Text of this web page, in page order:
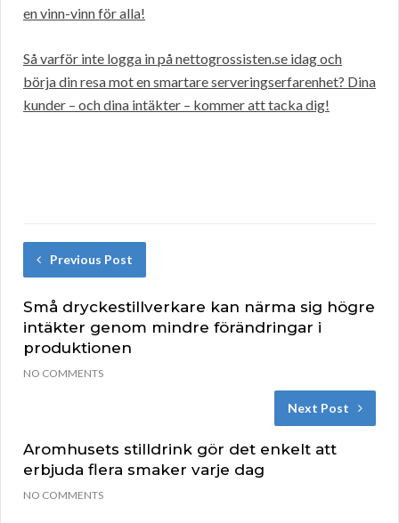
en vinn-vinn för alla!
Så varför inte logga in på nettogrossisten.se idag och
börja din resa mot en smartare serveringserfarenhet? Dina
kunder – och dina intäkter – kommer att tacka dig!
Previous Post
Små dryckestillverkare kan närma sig högre
intäkter genom mindre förändringar i
produktionen
NO COMMENTS
Next Post
Aromhusets stilldrink gör det enkelt att
erbjuda flera smaker varje dag
NO COMMENTS